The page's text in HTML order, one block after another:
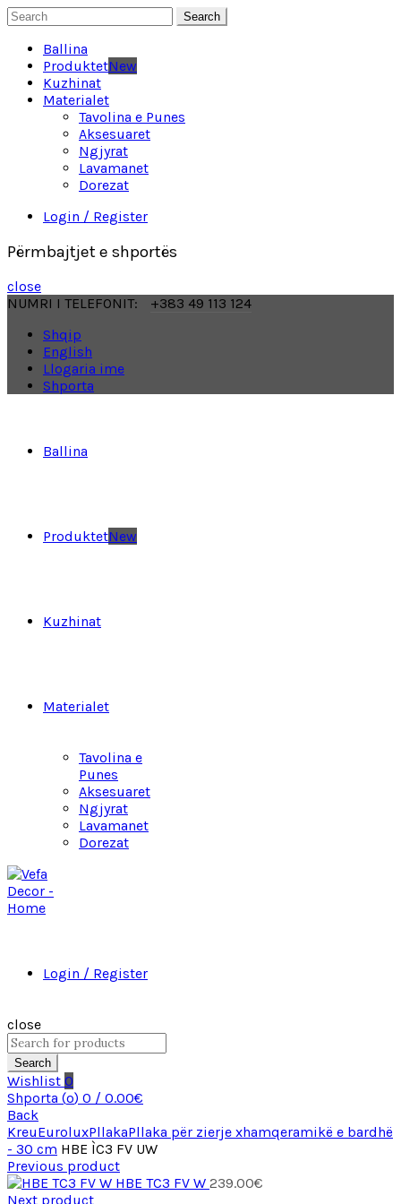
Search
Ballina
ProduktetNew
Kuzhinat
Materialet
Tavolina e Punes
Aksesuaret
Ngjyrat
Lavamanet
Dorezat
Login / Register
Përmbajtjet e shportës
close
NUMRI I TELEFONIT:
+383 49 113 124
Shqip
English
Llogaria ime
Shporta
Ballina
ProduktetNew
Kuzhinat
Materialet
Tavolina e
Punes
Aksesuaret
Ngjyrat
Lavamanet
Dorezat
Login / Register
close
Search
Wishlist 0
Shporta (o) 0 / 0.00€
Back
KreuEuroluxPllakaPllaka për zierje xhamqeramikë e bardhë
- 30 cm HBE ÌC3 FV UW
Previous product
HBE TC3 FV W 239.00€
Next product